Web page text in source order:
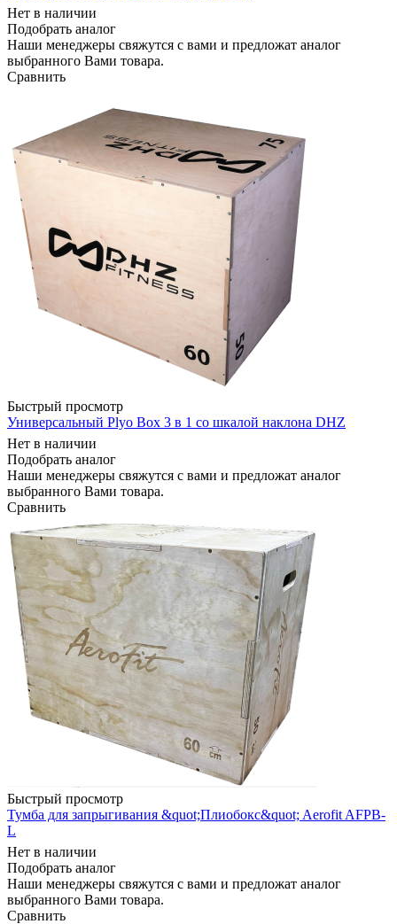
Нет в наличии
Подобрать аналог
Наши менеджеры свяжутся с вами и предложат аналог
выбранного Вами товара.
Сравнить
Быстрый просмотр
Универсальный Plyo Box 3 в 1 со шкалой наклона DHZ
Нет в наличии
Подобрать аналог
Наши менеджеры свяжутся с вами и предложат аналог
выбранного Вами товара.
Сравнить
Быстрый просмотр
Тумба для запрыгивания &quot;Плиобокс&quot; Aerofit AFPB-
L
Нет в наличии
Подобрать аналог
Наши менеджеры свяжутся с вами и предложат аналог
выбранного Вами товара.
Сравнить